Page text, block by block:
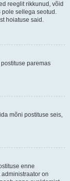
reeglit rikkunud, võid
pole sellega seotud.
hoiatuse said.
paremas
mõni postituse seis,
enne
on